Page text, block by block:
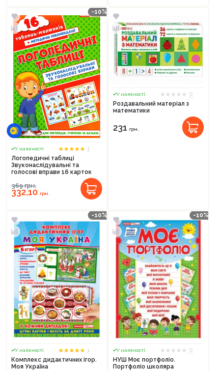
-10%
У наявності
1
Логопедичні таблиці
Звуконаслідувальні та
голосові вправи 16 карток
369грн.
332,10 грн.
У наявності
0
Роздавальний матеріал з
математики
231 грн.
-10%
У наявності
1
Комплекс дидактичних ігор.
Моя Україна
-10%
У наявності
0
НУШ Моє портфоліо.
Портфоліо школяра